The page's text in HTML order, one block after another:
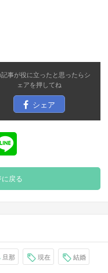
記事が役に立ったと思ったらシ
ェアを押してね
シェア
戻る
旦那 現在 結婚